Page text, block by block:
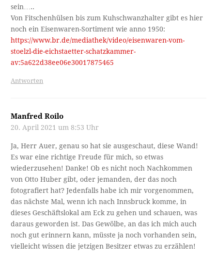
sein…..
Von Fitschenhülsen bis zum Kuhschwanzhalter gibt es hier
noch ein Eisenwaren-Sortiment wie anno 1950:
https://www.br.de/mediathek/video/eisenwaren-vom-
stoelzl-die-eichstaetter-schatzkammer-
av:5a622d38ee06e30017875465
Antworten
Manfred Roilo
20. April 2021 um 8:53 Uhr
Ja, Herr Auer, genau so hat sie ausgeschaut, diese Wand!
Es war eine richtige Freude für mich, so etwas
wiederzusehen! Danke! Ob es nicht noch Nachkommen
von Otto Huber gibt, oder jemanden, der das noch
fotografiert hat? Jedenfalls habe ich mir vorgenommen,
das nächste Mal, wenn ich nach Innsbruck komme, in
dieses Geschäftslokal am Eck zu gehen und schauen, was
daraus geworden ist. Das Gewölbe, an das ich mich auch
noch gut erinnern kann, müsste ja noch vorhanden sein,
vielleicht wissen die jetzigen Besitzer etwas zu erzählen!